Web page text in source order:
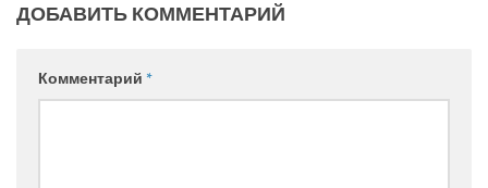
ДОБАВИТЬ КОММЕНТАРИЙ
Комментарий *